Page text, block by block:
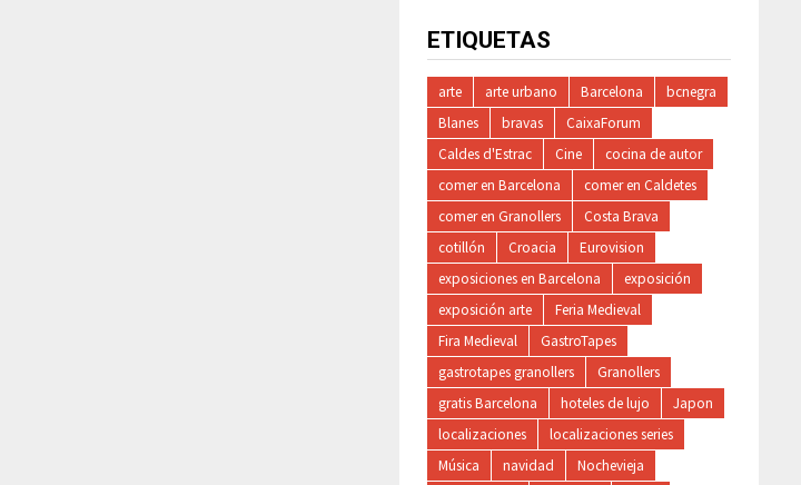
ETIQUETAS
arte arte urbano Barcelona
bcnegra
Blanes
bravas
CaixaForum
Caldes d'Estrac
Cine
cocina de autor
comer en Barcelona
comer en Caldetes
comer en Granollers
Costa Brava
cotillón
Croacia
Eurovision
exposiciones en Barcelona
exposición
exposición arte
Feria Medieval
Fira Medieval
GastroTapes
gastrotapes granollers
Granollers
gratis Barcelona
hoteles de lujo
Japon
localizaciones
localizaciones series
Música
navidad
Nochevieja